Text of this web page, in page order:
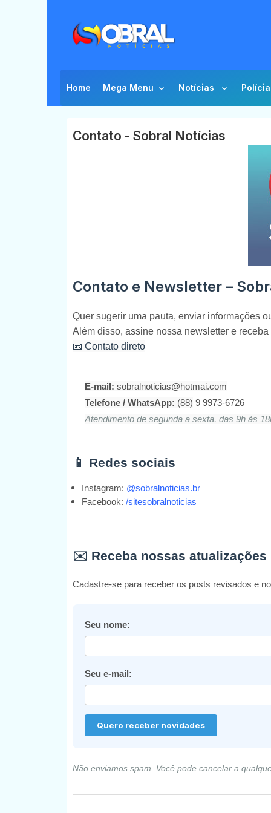
Home Mega Menu Notícias Polícia
Contato - Sobral Notícias
Contato e Newsletter –
Quer sugerir uma pauta, enviar informações
Além disso, assine nossa newsletter e
📧 Contato direto
E-mail: sobralnoticias@hotmai.com
Telefone / WhatsApp: (88) 9 9973-6726
Atendimento de segunda a sexta, das 9h às
📱 Redes sociais
Instagram: @sobralnoticias.br
Facebook: /sitesobralnoticias
✉️ Receba nossas atualizações
Cadastre-se para receber os posts revisados e
Seu nome:
Seu e-mail:
Não enviamos spam. Você pode cancelar a